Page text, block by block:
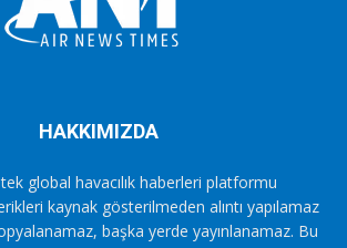
HAKKIMIZDA
global havacılık haberleri platformu
kaynak gösterilmeden alıntı yapılamaz
başka yerde yayınlanamaz. Bu